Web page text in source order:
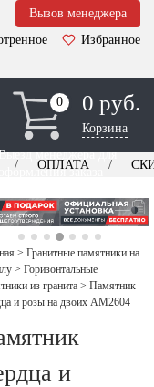
Вызов менеджера
Избранное
0
0 0 руб.
Корзина
менеджера для
оформления заказа
ОПЛАТА
> Гранитные памятники на
> Горизонтальные
из гранита > Памятник
и розы на двоих AM2604
и